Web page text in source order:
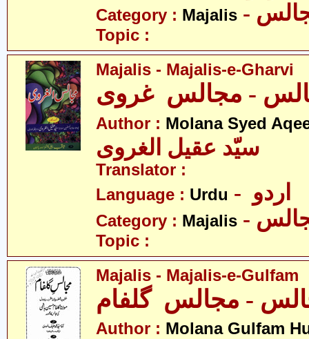
Category : Majalis
Topic :
Majalis - Majalis-e-Gharvi
- مجالس غروی
Author : Molana Syed
سیّد عقیل الغروی
Translator :
Language : Urdu
Category : Majalis
Topic :
Majalis - Majalis-e-Gulfam
Author : Molana Gulfam